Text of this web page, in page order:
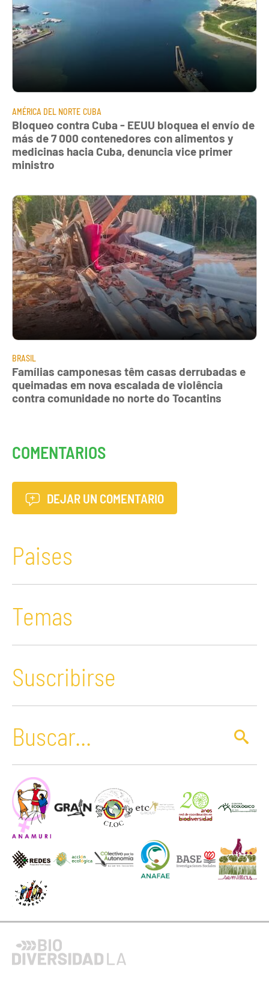
AMÉRICA DEL NORTE CUBA
Bloqueo contra Cuba - EEUU bloquea el envío de
más de 7 000 contenedores con alimentos y
medicinas hacia Cuba, denuncia vice primer
ministro
BRASIL
Famílias camponesas têm casas derrubadas e
queimadas em nova escalada de violência
contra comunidade no norte do Tocantins
COMENTARIOS
DEJAR UN COMENTARIO
Paises
Temas
Suscribirse